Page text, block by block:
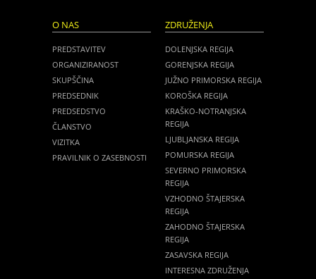
O NAS
PREDSTAVITEV
ORGANIZIRANOST
SKUPŠČINA
PREDSEDNIK
PREDSEDSTVO
ČLANSTVO
VIZITKA
PRAVILNIK O ZASEBNOSTI
ZDRUŽENJA
DOLENJSKA REGIJA
GORENJSKA REGIJA
JUŽNO PRIMORSKA REGIJA
KOROŠKA REGIJA
KRAŠKO-NOTRANJSKA
REGIJA
LJUBLJANSKA REGIJA
POMURSKA REGIJA
SEVERNO PRIMORSKA
REGIJA
VZHODNO ŠTAJERSKA
REGIJA
ZAHODNO ŠTAJERSKA
REGIJA
ZASAVSKA REGIJA
INTERESNA ZDRUŽENJA